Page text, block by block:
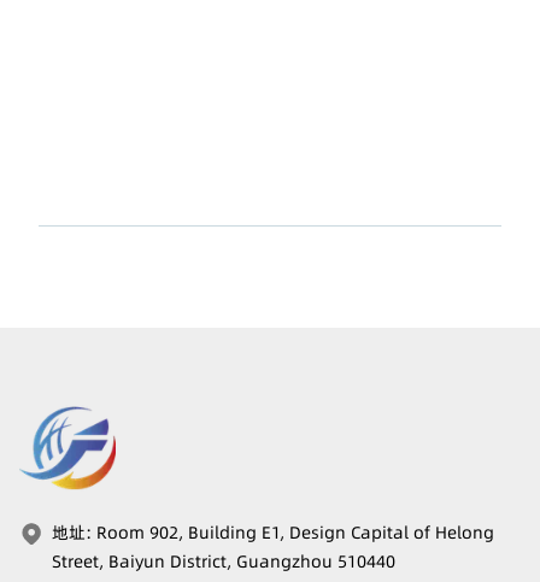
地址: Room 902, Building E1, Design Capital of Helong
Street, Baiyun District, Guangzhou 510440